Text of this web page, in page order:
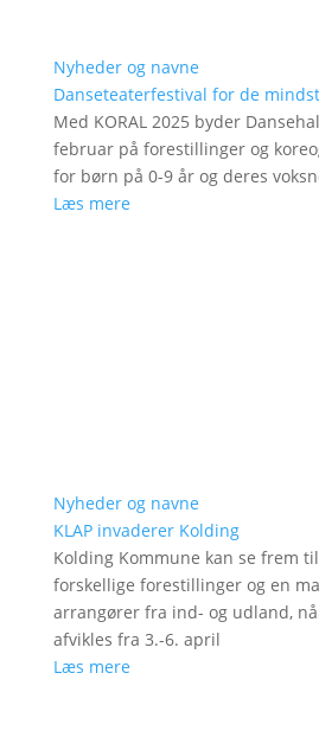
Nyheder og navne
Danseteaterfestival for de
Med KORAL 2025 byder
februar på forestillinger og
for børn på 0-9 år og deres
Læs mere
Nyheder og navne
KLAP invaderer Kolding
Kolding Kommune kan se frem
forskellige forestillinger og en
arrangører fra ind- og udland,
afvikles fra 3.-6. april
Læs mere